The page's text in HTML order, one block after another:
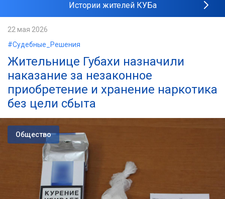
Истории жителей КУБа
Наши интервью
22 мая 2026
#Судебные_Решения
Жительнице Губахи назначили
наказание за незаконное
приобретение и хранение наркотика
без цели сбыта
Общество